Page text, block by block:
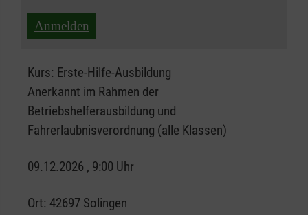
Anmelden
Kurs: Erste-Hilfe-Ausbildung
Anerkannt im Rahmen der
Betriebshelferausbildung und
Fahrerlaubnisverordnung (alle Klassen)
09.12.2026 , 9:00 Uhr
Ort: 42697 Solingen